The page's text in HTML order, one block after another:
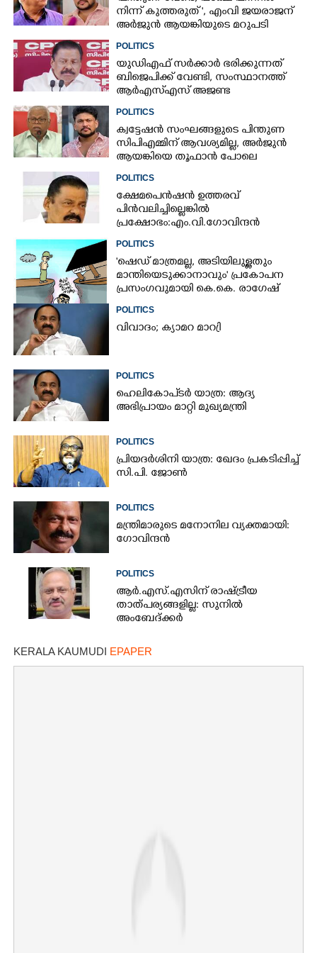
നിന്ന് കുത്തരുത് ", എംവി ജയരാജന്
അർജുൻ ആയങ്കിയുടെ മറുപടി
POLITICS
യുഡിഎഫ് സർക്കാർ ഭരിക്കുന്നത്
ബിജെപിക്ക് വേണ്ടി,​ സംസ്ഥാനത്ത്
ആർഎസ്എസ് അജണ്ട
POLITICS
ക്വട്ടേഷൻ സംഘങ്ങളുടെ പിന്തുണ
സിപിഎമ്മിന് ആവശ്യമില്ല, അർജുൻ
ആയങ്കിയെ തൂഫാൻ പോലെ
POLITICS
ക്ഷേമപെൻഷൻ ഉത്തരവ്
പിൻവലിച്ചില്ലെങ്കിൽ
പ്രക്ഷോഭം:എം.വി.ഗോവിന്ദൻ
POLITICS
'ഷെഡ് മാത്രമല്ല, അടിയിലുള്ളതും
മാന്തിയെടുക്കാനാവും' പ്രകോപന
പ്രസംഗവുമായി കെ.കെ. രാഗേഷ്
POLITICS
വിവാദം; ക്യാമറ മാറ്രി
POLITICS
ഹെലികോപ്ടർ യാത്ര: ആദ്യ
അഭിപ്രായം മാറ്റി മുഖ്യമന്ത്രി
POLITICS
പ്രിയദർശിനി യാത്ര: ഖേദം പ്രകടിപ്പിച്ച്
സി.പി. ജോൺ
POLITICS
മന്ത്രിമാരുടെ മനോനില വ്യക്തമായി:
ഗോവിന്ദൻ
POLITICS
ആർ.എസ്.എസിന് രാഷ്ട്രീയ
താത്പര്യങ്ങളില്ല: സുനിൽ
അംബേദ്ക്കർ
KERALA KAUMUDI EPAPER